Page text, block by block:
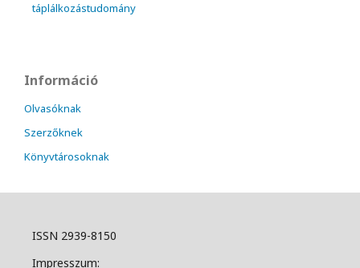
táplálkozástudomány
Információ
Olvasóknak
Szerzőknek
Könyvtárosoknak
ISSN 2939-8150
Impresszum: